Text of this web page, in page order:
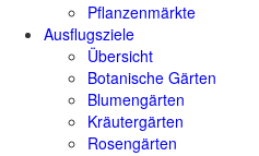
Pflanzenmärkte
Ausflugsziele
Übersicht
Botanische Gärten
Blumengärten
Kräutergärten
Rosengärten